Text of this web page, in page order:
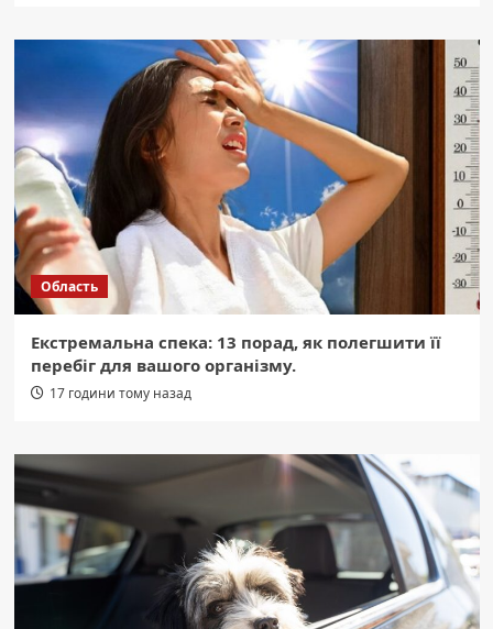
Область
Екстремальна спека: 13 порад, як полегшити її
перебіг для вашого організму.
17 години тому назад